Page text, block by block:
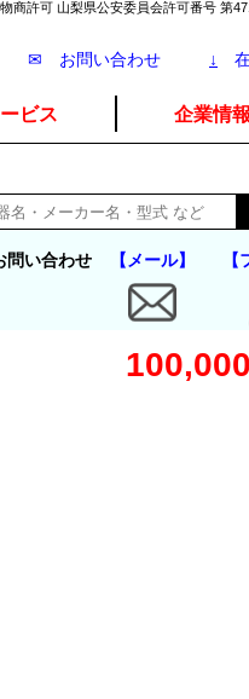
商許可 山梨県公安委員会許可番号 第
✉ お問い合わせ ↓
ビス 企業情報
問い合わせ 【メール】 【